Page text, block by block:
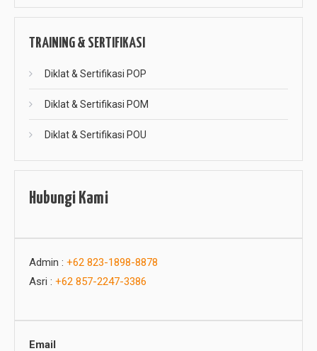
TRAINING & SERTIFIKASI
Diklat & Sertifikasi POP
Diklat & Sertifikasi POM
Diklat & Sertifikasi POU
Hubungi Kami
Admin :+62 823-1898-8878
Asri :+62 857-2247-3386
Email